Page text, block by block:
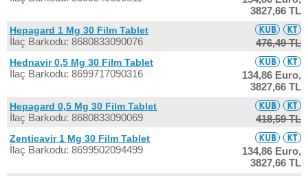
3827,66 TL
Hepagard 1 Mg 30 Film Tablet
İlaç Barkodu: 8680833090076 476,49 TL
Hednavir 0,5 Mg 30 Film Tablet
İlaç Barkodu: 8699717090316
134,86 Euro,
3827,66 TL
Hepagard 0,5 Mg 30 Film Tablet
İlaç Barkodu: 8680833090069 418,59 TL
Zenticavir 1 Mg 30 Film Tablet
İlaç Barkodu: 8699502094499
134,86 Euro,
3827,66 TL